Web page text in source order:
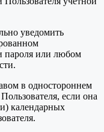
уведомить
пароля или любом
в одностороннем
если она
календарных